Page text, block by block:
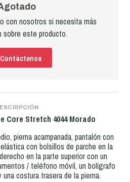
con nosotros si necesita más
sobre este producto.
Contáctenos
Core Stretch 4044 Morado
pierna acampanada, pantalón con
con bolsillos de parche en la
en la parte superior con un
/ teléfono móvil, un bolígrafo
costura trasera de la pierna.